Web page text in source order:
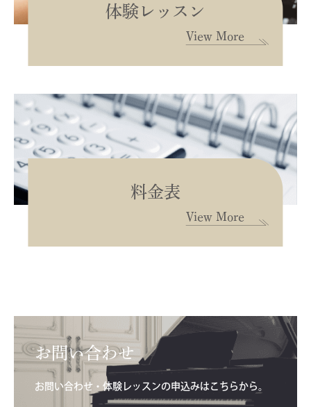
体験レッスン
View More
料金表
View More
お問い合わせ
お問い合わせ・体験レッスンの申込みはこちらから。